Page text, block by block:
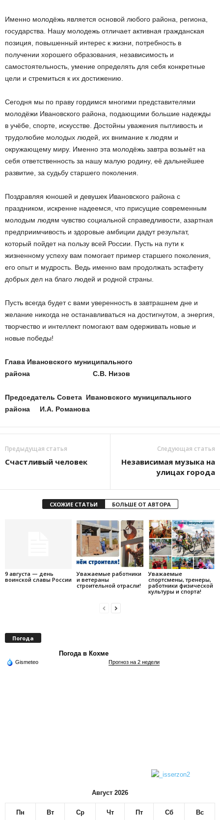
Именно молодёжь является основой любого района, региона,
государства. Нашу молодежь отличает активная гражданская
позиция, повышенный интерес к жизни, потребность в
получении хорошего образования, независимость и
самостоятельность, умение определять для себя конкретные
цели и стремиться к их достижению.
Сегодня мы по праву гордимся многими представителями
молодёжи Ивановского района, подающими большие надежды
в учёбе, спорте, искусстве. Достойны уважения пытливость и
трудолюбие молодых людей, их внимание к людям и
окружающему миру. Именно эта молодёжь завтра возьмёт на
себя ответственность за нашу малую родину, её дальнейшее
развитие, за судьбу старшего поколения.
Поздравляя юношей и девушек Ивановского района с
праздником, искренне надеемся, что присущие современным
молодым людям чувство социальной справедливости, азартная
предприимчивость и здоровые амбиции дадут результат,
который пойдет на пользу всей России. Пусть на пути к
жизненному успеху вам помогает пример старшего поколения,
его опыт и мудрость. Ведь именно вам продолжать эстафету
добрых дел на благо людей и родной страны.
Пусть всегда будет с вами уверенность в завтрашнем дне и
желание никогда не останавливаться на достигнутом, а энергия,
творчество и интеллект помогают вам одерживать новые и
новые победы!
Глава Ивановского муниципального
района С.В. Низов
Председатель Совета Ивановского муниципального
района И.А. Романова
Предыдущая статья
Счастливый человек
Следующая статья
Независимая музыка на
улицах города
СХОЖИЕ СТАТЬИ БОЛЬШЕ ОТ АВТОРА
9 августа — день
воинской славы России
Уважаемые работники
и ветераны
строительной отрасли!
Уважаемые
спортсмены, тренеры,
работники физической
культуры и спорта!
Погода
Погода в Кохме
Gismeteo Прогноз на 2 недели
Август 2026
Пн Вт Ср Чт Пт Сб Вс